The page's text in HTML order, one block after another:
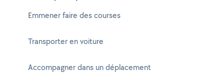
Emmener faire des courses
Transporter en voiture
Accompagner dans un déplacement